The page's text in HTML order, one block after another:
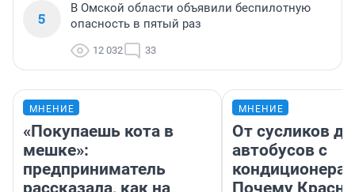
5
В Омской области объявили беспилотную
опасность в пятый раз
12 032 33
МНЕНИЕ
«Покупаешь кота в
мешке»:
предприниматель
рассказала, как на
МНЕНИЕ
От сусликов до
автобусов с
Почему